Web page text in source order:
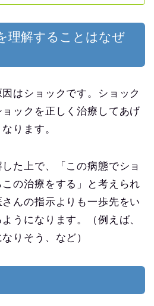
理解することはなぜ
はショックです。ショック
ックを正しく治療してあげ
ります。
た上で、「この病態でショ
の治療をする」と考えられ
んの指示よりも一歩先をい
うになります。（例えば、
りそう、など）